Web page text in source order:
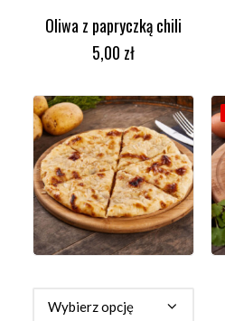
DODAJ DO KOSZYKA
Oliwa z papryczką chili
5,00 zł